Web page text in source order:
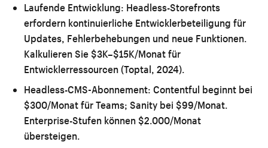
Laufende Entwicklung: Headless-Storefronts
erfordern kontinuierliche Entwicklerbeteiligung für
Updates, Fehlerbehebungen und neue Funktionen.
Kalkulieren Sie $3K–$15K/Monat für
Entwicklerressourcen (Toptal, 2024).
Headless-CMS-Abonnement: Contentful beginnt bei
$300/Monat für Teams; Sanity bei $99/Monat.
Enterprise-Stufen können $2.000/Monat
übersteigen.